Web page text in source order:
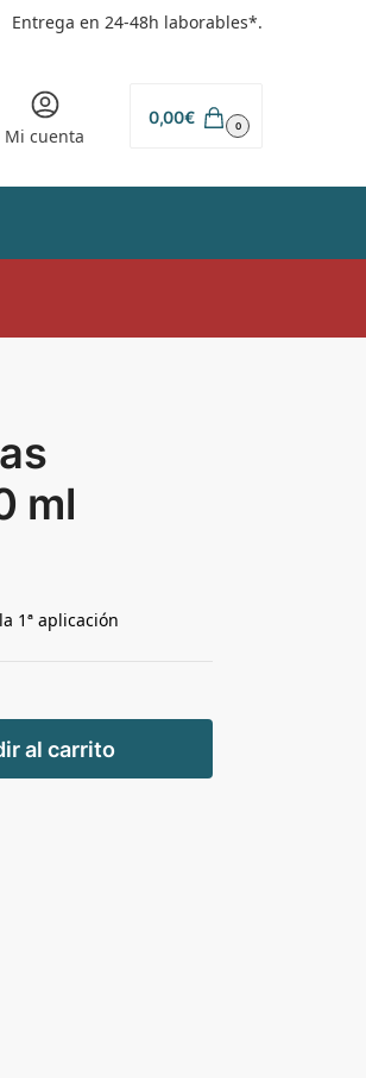
Entrega en 24-48h laborables*.
Mi cuenta
0,00€ 0
ml
1ª aplicación
al carrito